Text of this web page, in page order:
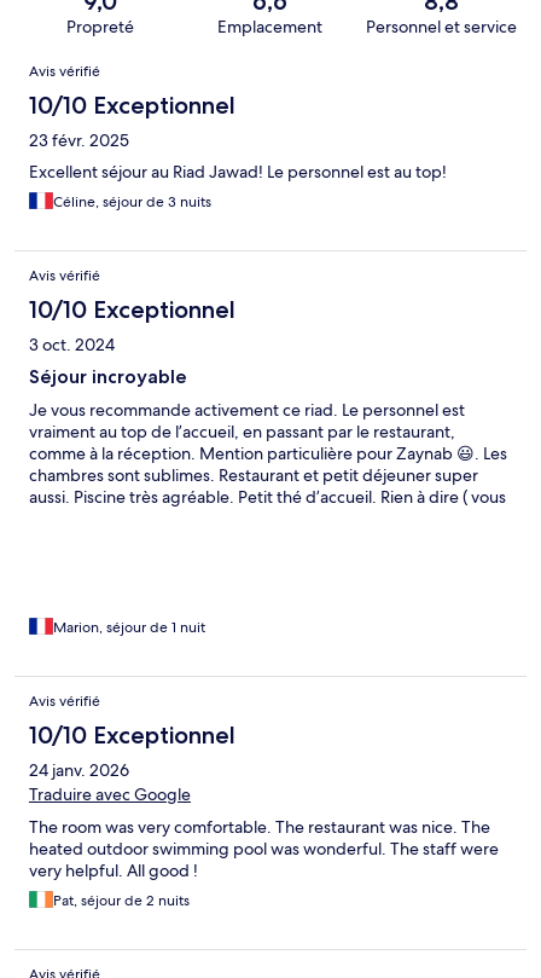
Propreté Emplacement Personnel et service
Avis
Avis vérifié
10/10 Exceptionnel
23 févr. 2025
Excellent séjour au Riad Jawad! Le personnel est au top!
Céline, séjour de 3 nuits
Avis vérifié
10/10 Exceptionnel
3 oct. 2024
Séjour incroyable
Je vous recommande activement ce riad. Le personnel est
vraiment au top de l’accueil, en passant par le restaurant,
comme à la réception. Mention particulière pour Zaynab 😃. Les
chambres sont sublimes. Restaurant et petit déjeuner super
aussi. Piscine très agréable. Petit thé d’accueil. Rien à dire ( vous
Marion, séjour de 1 nuit
Avis vérifié
10/10 Exceptionnel
24 janv. 2026
Traduire avec Google
The room was very comfortable. The restaurant was nice. The
heated outdoor swimming pool was wonderful. The staff were
very helpful. All good !
Pat, séjour de 2 nuits
Avis vérifié